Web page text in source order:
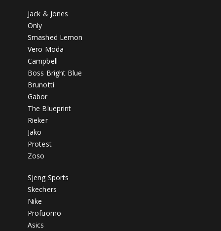
Jack & Jones
Only
Smashed Lemon
Vero Moda
Campbell
Boss Bright Blue
Brunotti
Gabor
The Blueprint
Rieker
Jako
Protest
Zoso
Sjeng Sports
Skechers
Nike
Profuomo
Asics